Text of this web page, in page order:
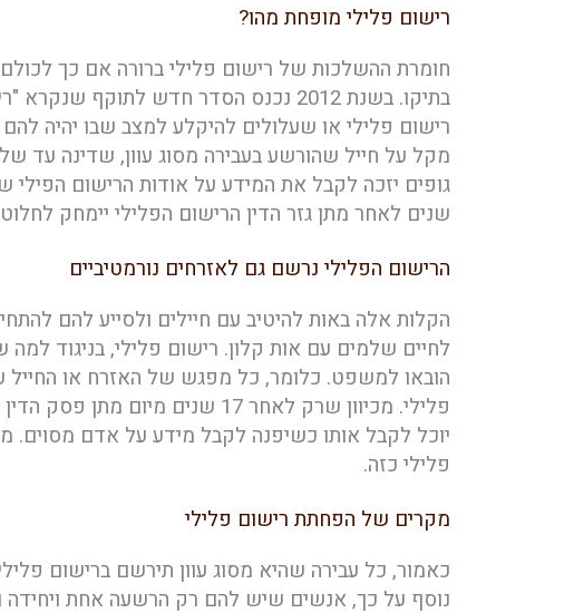
רישום פלילי מופחת מהו?
חומרת ההשלכות של רישום פלילי ברורה אם כך
בתיקו. בשנת 2012 נכנס הסדר חדש
רישום פלילי או שעלולים להיקלע למצב שבו יהיה
מקל על חייל שהורשע בעבירה מסוג עוון, שדינה
גופים יזכה לקבל את המידע על אודות הרישום
שנים לאחר מתן גזר הדין הרישום הפלילי יימחק
הרישום הפלילי נרשם גם לאזרחים נורמטיביים
הקלות אלה באות להיטיב עם חיילים ולסייע להם
לחיים שלמים עם אות קלון. רישום פלילי, בניגוד
הובאו למשפט. כלומר, כל מפגש של האזרח או החייל
פלילי. מכיוון שרק לאחר 17
יוכל לקבל אותו כשיפנה לקבל מידע על אדם מסוים.
פלילי כזה.
מקרים של הפחתת רישום פלילי
כאמור, כל עבירה שהיא מסוג עוון תירשם ברישום
נוסף על כך, אנשים שיש להם רק הרשעה אחת ויחידה